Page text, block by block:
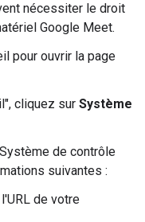
nécessiter le droit
Google Meet.
pour ouvrir la page
cliquez sur Système
de contrôle
suivantes :
de votre